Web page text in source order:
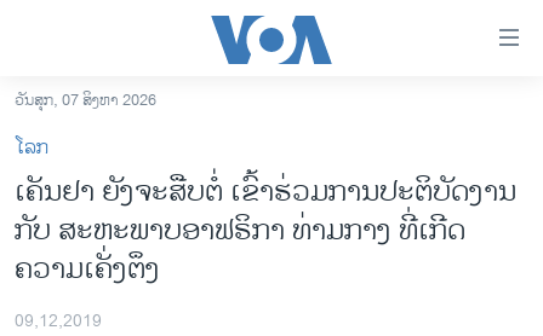
ເຂົ້າ
ຫາ
ຂ້າມ
ຂ້າມ
ຂ້າມ
ໄປ
ຫາ
ຊອກ
ລາວ
ອາເມຣິກາ
ການເລືອກຕັ້ງ ປະທານາທີບໍດີ ສະຫະລັດ 2024
ວັນສຸກ, 07 ສິງຫາ 2026
ໂລກ
ເຄັນ​ຢາ ຍັງ​ຈະ​ສືບ​ຕໍ່ ເຂົ້າ​ຮ່ວມ​ການ​ປະ​ຕິ​ບັດ​ງານ
ກັບ ສະ​ຫະ​ພາບ​ອາ​ຟ​ຣິ​ກາ ​ທ່າມ​ກາງ ທີ່ເກີດ​
ຄວາມ​ເຄັ່ງ​ຕຶງ
09,12,2019